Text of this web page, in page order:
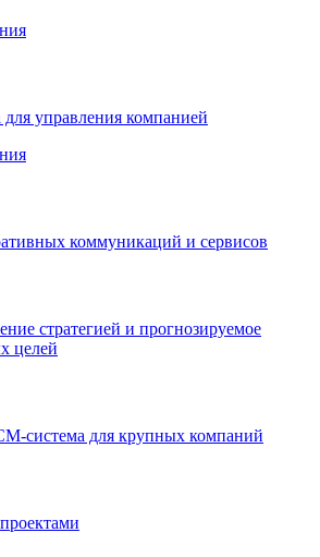
управления компанией
коммуникаций и сервисов
стратегией и прогнозируемое
целей
система для крупных компаний